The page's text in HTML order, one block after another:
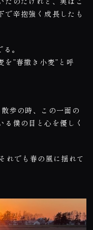
たのだけれど、実はこ
で辛抱強く成長したも
。
を”春撒き小麦”と呼
歩の時、この一面の
る僕の目と心を優しく
れでも春の風に揺れて